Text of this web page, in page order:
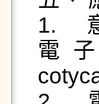
1.	意者請於114年11月12日(三)中午12：00前，以
電